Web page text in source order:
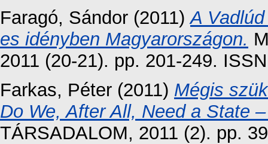
Faragó, Sándor (2011)A
es idényben Magyarországon.
2011 (20-21). pp. 201-249.
Farkas, Péter (2011) Mégis
Do We, After All, Need a State
TÁRSADALOM, 2011 (2). pp.